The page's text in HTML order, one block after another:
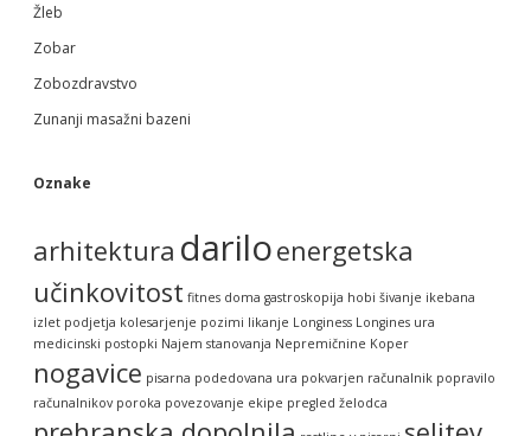
Žleb
Zobar
Zobozdravstvo
Zunanji masažni bazeni
Oznake
arhitektura dariloenergetska
učinkovitost fitnes doma gastroskopija hobi šivanje ikebana
izlet podjetja kolesarjenje pozimi likanje Longiness Longines ura
medicinski postopki Najem stanovanja Nepremičnine Koper
nogavice pisarna podedovana ura pokvarjen računalnik popravilo
računalnikov poroka povezovanje ekipe pregled želodca